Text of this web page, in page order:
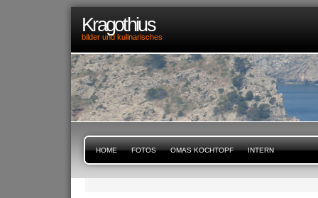
Kragothius
bilder und kulinarisches
HOME FOTOS OMAS KOCHTOPF INTERN